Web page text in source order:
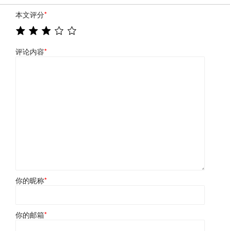
本文评分*
评论内容*
你的昵称*
你的邮箱*